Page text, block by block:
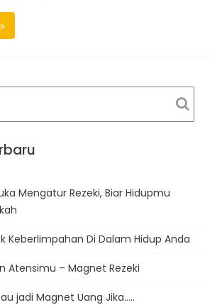
Mengatur Rezeki, Biar Hidupmu
Keberlimpahan Di Dalam Hidup Anda
Atensimu – Magnet Rezeki
jadi Magnet Uang Jika…..